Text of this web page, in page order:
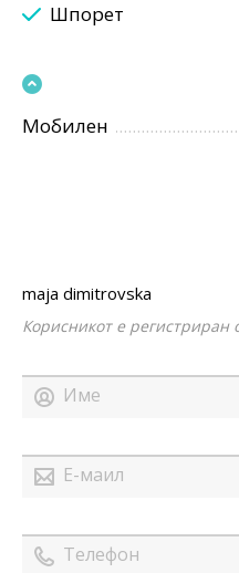
Шпорет
Мобилен
maja dimitrovska
Корисникот е регистриран